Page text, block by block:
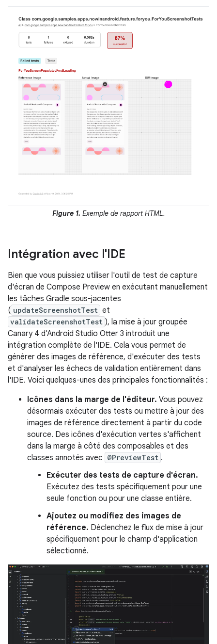
Figure 1. Exemple de rapport HTML.
Intégration avec l'IDE
Bien que vous puissiez utiliser l'outil de test de capture
d'écran de Compose Preview en exécutant manuellement
les tâches Gradle sous-jacentes
( updateScreenshotTest et
validateScreenshotTest ), la mise à jour groupée
Canary 4 d'Android Studio Otter 3 introduit une
intégration complète de l'IDE. Cela vous permet de
générer des images de référence, d'exécuter des tests
et d'analyser les échecs de validation entièrement dans
l'IDE. Voici quelques-unes des principales fonctionnalités :
Icônes dans la marge de l'éditeur. Vous pouvez
désormais exécuter des tests ou mettre à jour des
images de référence directement à partir du code
source. Des icônes d'exécution vertes s'affichent
dans la marge à côté des composables et des
classes annotés avec @PreviewTest .
Exécuter des tests de capture d'écran.
Exécutez des tests spécifiquement pour une
seule fonction ou pour une classe entière.
Ajoutez ou modifiez des images de
référence. Déclenchez le flux de mise à jour
spécifiquement pour le champ d'application
sélectionné.